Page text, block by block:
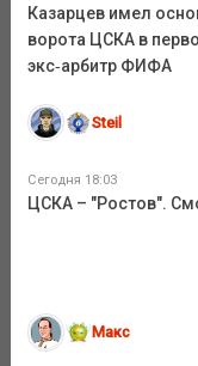
Казарцев имел
ворота ЦСКА в
экс‑арбитр ФИФА
Steil
Сегодня 18:03
ЦСКА – "Ростов".
Макс